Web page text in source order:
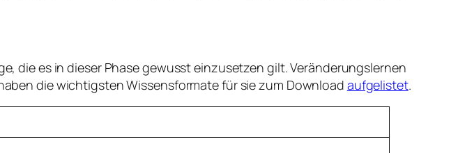
die es in dieser Phase gewusst einzusetzen gilt. Veränderungslernen
die wichtigsten Wissensformate für sie zum Download aufgelistet.